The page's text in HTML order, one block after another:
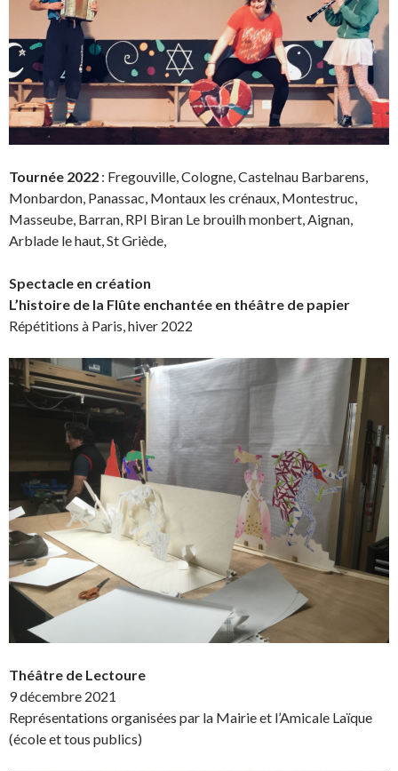
Tournée 2022 : Fregouville, Cologne, Castelnau Barbarens,
Monbardon, Panassac, Montaux les crénaux, Montestruc,
Masseube, Barran, RPI Biran Le brouilh monbert, Aignan,
Arblade le haut, St Griède,
Spectacle en création
L’histoire de la Flûte enchantée en théâtre de papier
Répétitions à Paris, hiver 2022
Théâtre de Lectoure
9 décembre 2021
Représentations organisées par la Mairie et l’Amicale Laïque
(école et tous publics)